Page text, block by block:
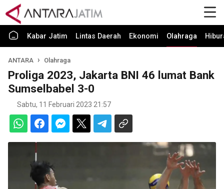
Kabar Jatim Lintas Daerah Ekonomi Olahraga
ANTARA Olahraga
Proliga 2023, Jakarta BNI 46 lumat Bank
Sumselbabel 3-0
Sabtu, 11 Februari 2023 21:57